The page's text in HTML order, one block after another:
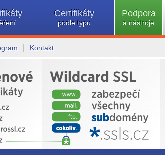
Certifikáty
podle typu
Podpora
a nástroje
Kontakt